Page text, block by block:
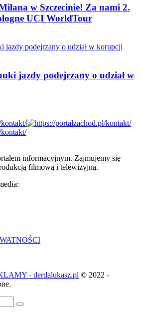
w Szczecinie! Za nami 2.
UCI WorldTour
jazdy podejrzany o udział w
informacyjnym. Zajmujemy się
filmową i telewizyjną.
- derdalukasz.pl © 2022 -